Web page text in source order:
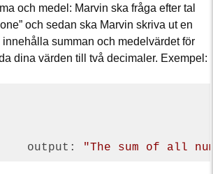
och medel: Marvin ska fråga efter tal
och sedan ska Marvin skriva ut en
summan och medelvärdet för
dina värden till två decimaler. Exempel:
output:
"The sum of all